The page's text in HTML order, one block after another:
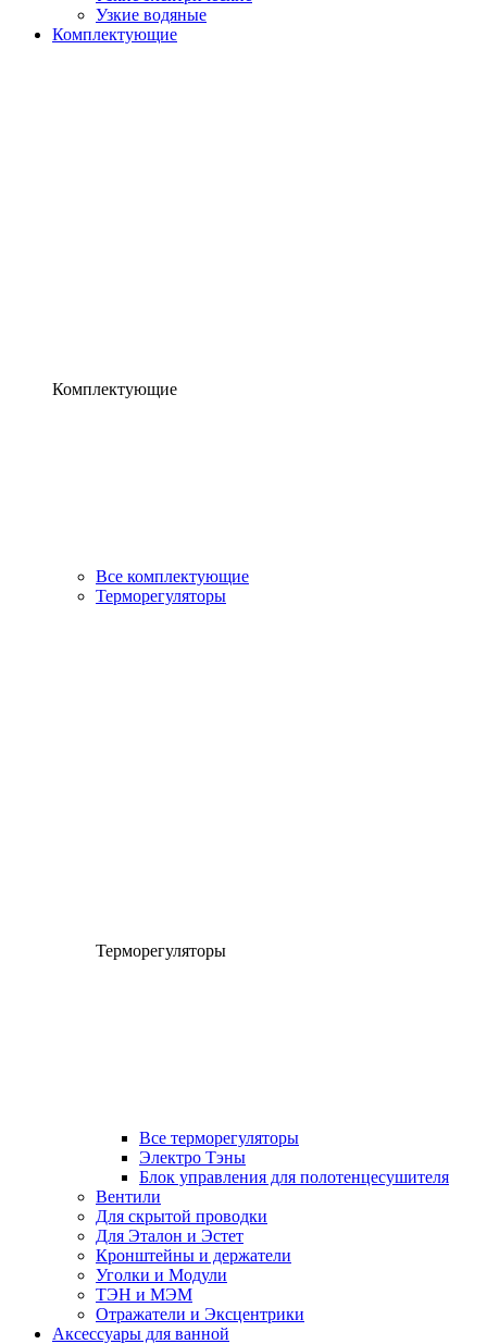
Узкие водяные
Комплектующие
Комплектующие
Все комплектующие
Терморегуляторы
Терморегуляторы
Все терморегуляторы
Электро Тэны
Блок управления для полотенцесушителя
Вентили
Для скрытой проводки
Для Эталон и Эстет
Кронштейны и держатели
Уголки и Модули
ТЭН и МЭМ
Отражатели и Эксцентрики
Аксессуары для ванной